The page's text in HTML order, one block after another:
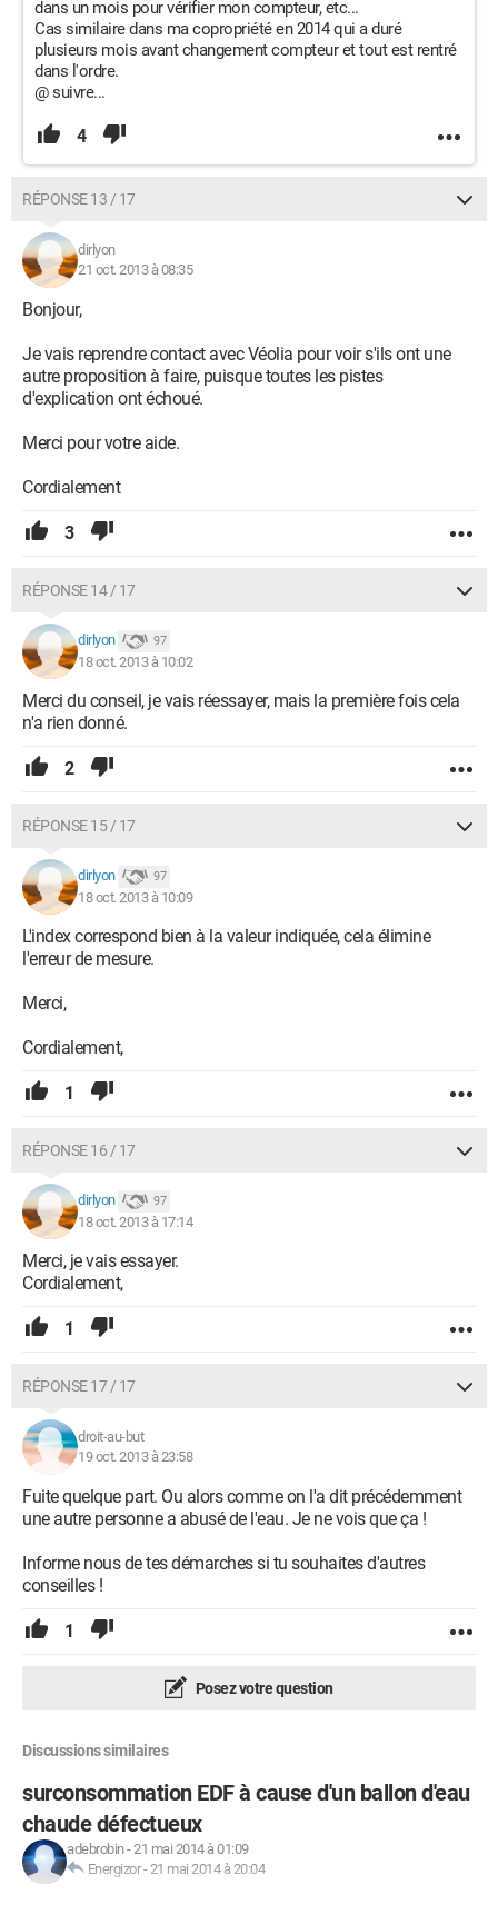
dans un mois pour vérifier mon compteur, etc...
Cas similaire dans ma copropriété en 2014 qui a duré
plusieurs mois avant changement compteur et tout est rentré
dans l'ordre.
@ suivre...
4
RÉPONSE 13 / 17
dirlyon
21 oct. 2013 à 08:35
Bonjour,
Je vais reprendre contact avec Véolia pour voir s'ils ont une
autre proposition à faire, puisque toutes les pistes
d'explication ont échoué.
Merci pour votre aide.
Cordialement
3
RÉPONSE 14 / 17
dirlyon 97
18 oct. 2013 à 10:02
Merci du conseil, je vais réessayer, mais la première fois cela
n'a rien donné.
2
RÉPONSE 15 / 17
dirlyon 97
18 oct. 2013 à 10:09
L'index correspond bien à la valeur indiquée, cela élimine
l'erreur de mesure.
Merci,
Cordialement,
1
RÉPONSE 16 / 17
dirlyon 97
18 oct. 2013 à 17:14
Merci, je vais essayer.
Cordialement,
1
RÉPONSE 17 / 17
droit-au-but
19 oct. 2013 à 23:58
Fuite quelque part. Ou alors comme on l'a dit précédemment
une autre personne a abusé de l'eau. Je ne vois que ça !
Informe nous de tes démarches si tu souhaites d'autres
conseilles !
1
Posez votre question
Discussions similaires
surconsommation EDF à cause d'un ballon d'eau
chaude défectueux
adebrobin-21 mai 2014 à 01:09
Energizor-21 mai 2014 à 20:04